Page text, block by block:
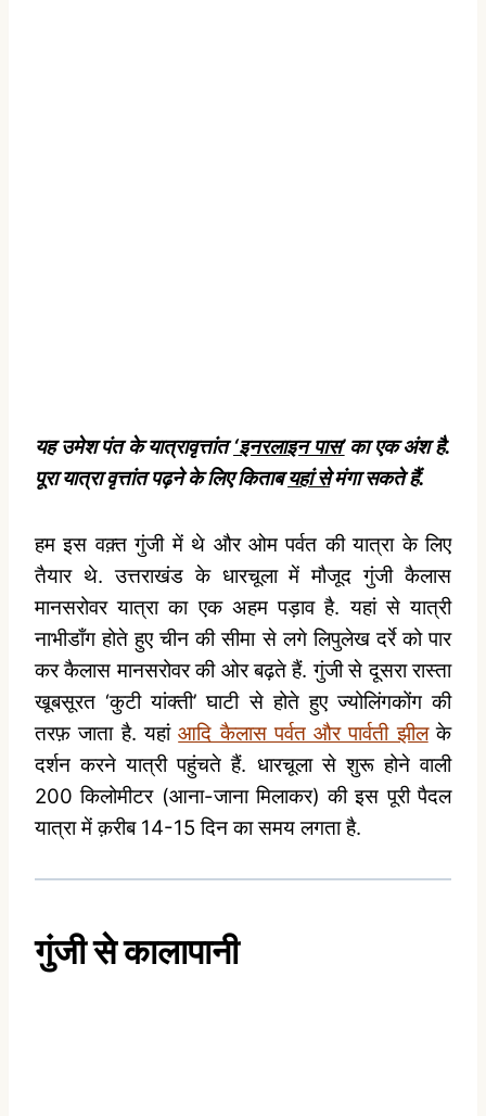
यह उमेश पंत के यात्रावृत्तांत‘इनरलाइन पास’का एक अंश है.
पूरा यात्रा वृत्तांत पढ़ने के लिए किताबयहां सेमंगा सकते हैं.
हम इस वक़्त गुंजी में थे और ओम पर्वत की यात्रा के लिए
तैयार थे. उत्तराखंड के धारचूला में मौजूद गुंजी कैलास
मानसरोवर यात्रा का एक अहम पड़ाव है. यहां से यात्री
नाभीडाँग होते हुए चीन की सीमा से लगे लिपुलेख दर्रे को पार
कर कैलास मानसरोवर की ओर बढ़ते हैं. गुंजी से दूसरा रास्ता
खूबसूरत ‘कुटी यांक्ती’ घाटी से होते हुए ज्योलिंगकोंग की
तरफ़ जाता है. यहांआदि कैलास पर्वत और पार्वती झील के
दर्शन करने यात्री पहुंचते हैं. धारचूला से शुरू होने वाली
200 किलोमीटर (आना-जाना मिलाकर) की इस पूरी पैदल
यात्रा में क़रीब 14-15 दिन का समय लगता है.
गुंजीसेकालापानी